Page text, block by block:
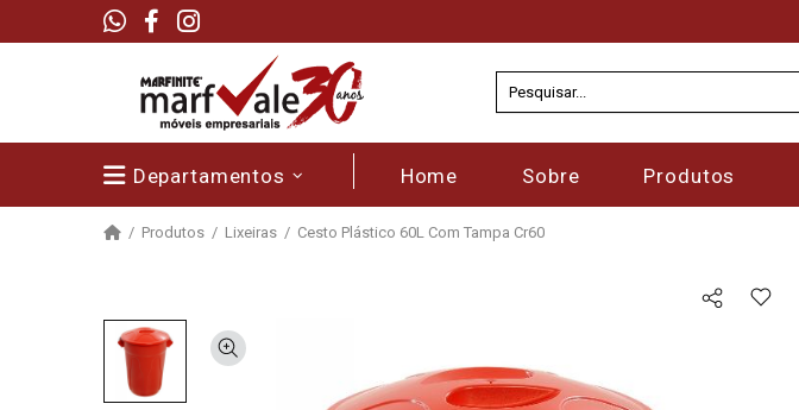
Departamentos Home Sobre Produtos
Produtos Lixeiras Cesto Plástico 60L Com Tampa Cr60